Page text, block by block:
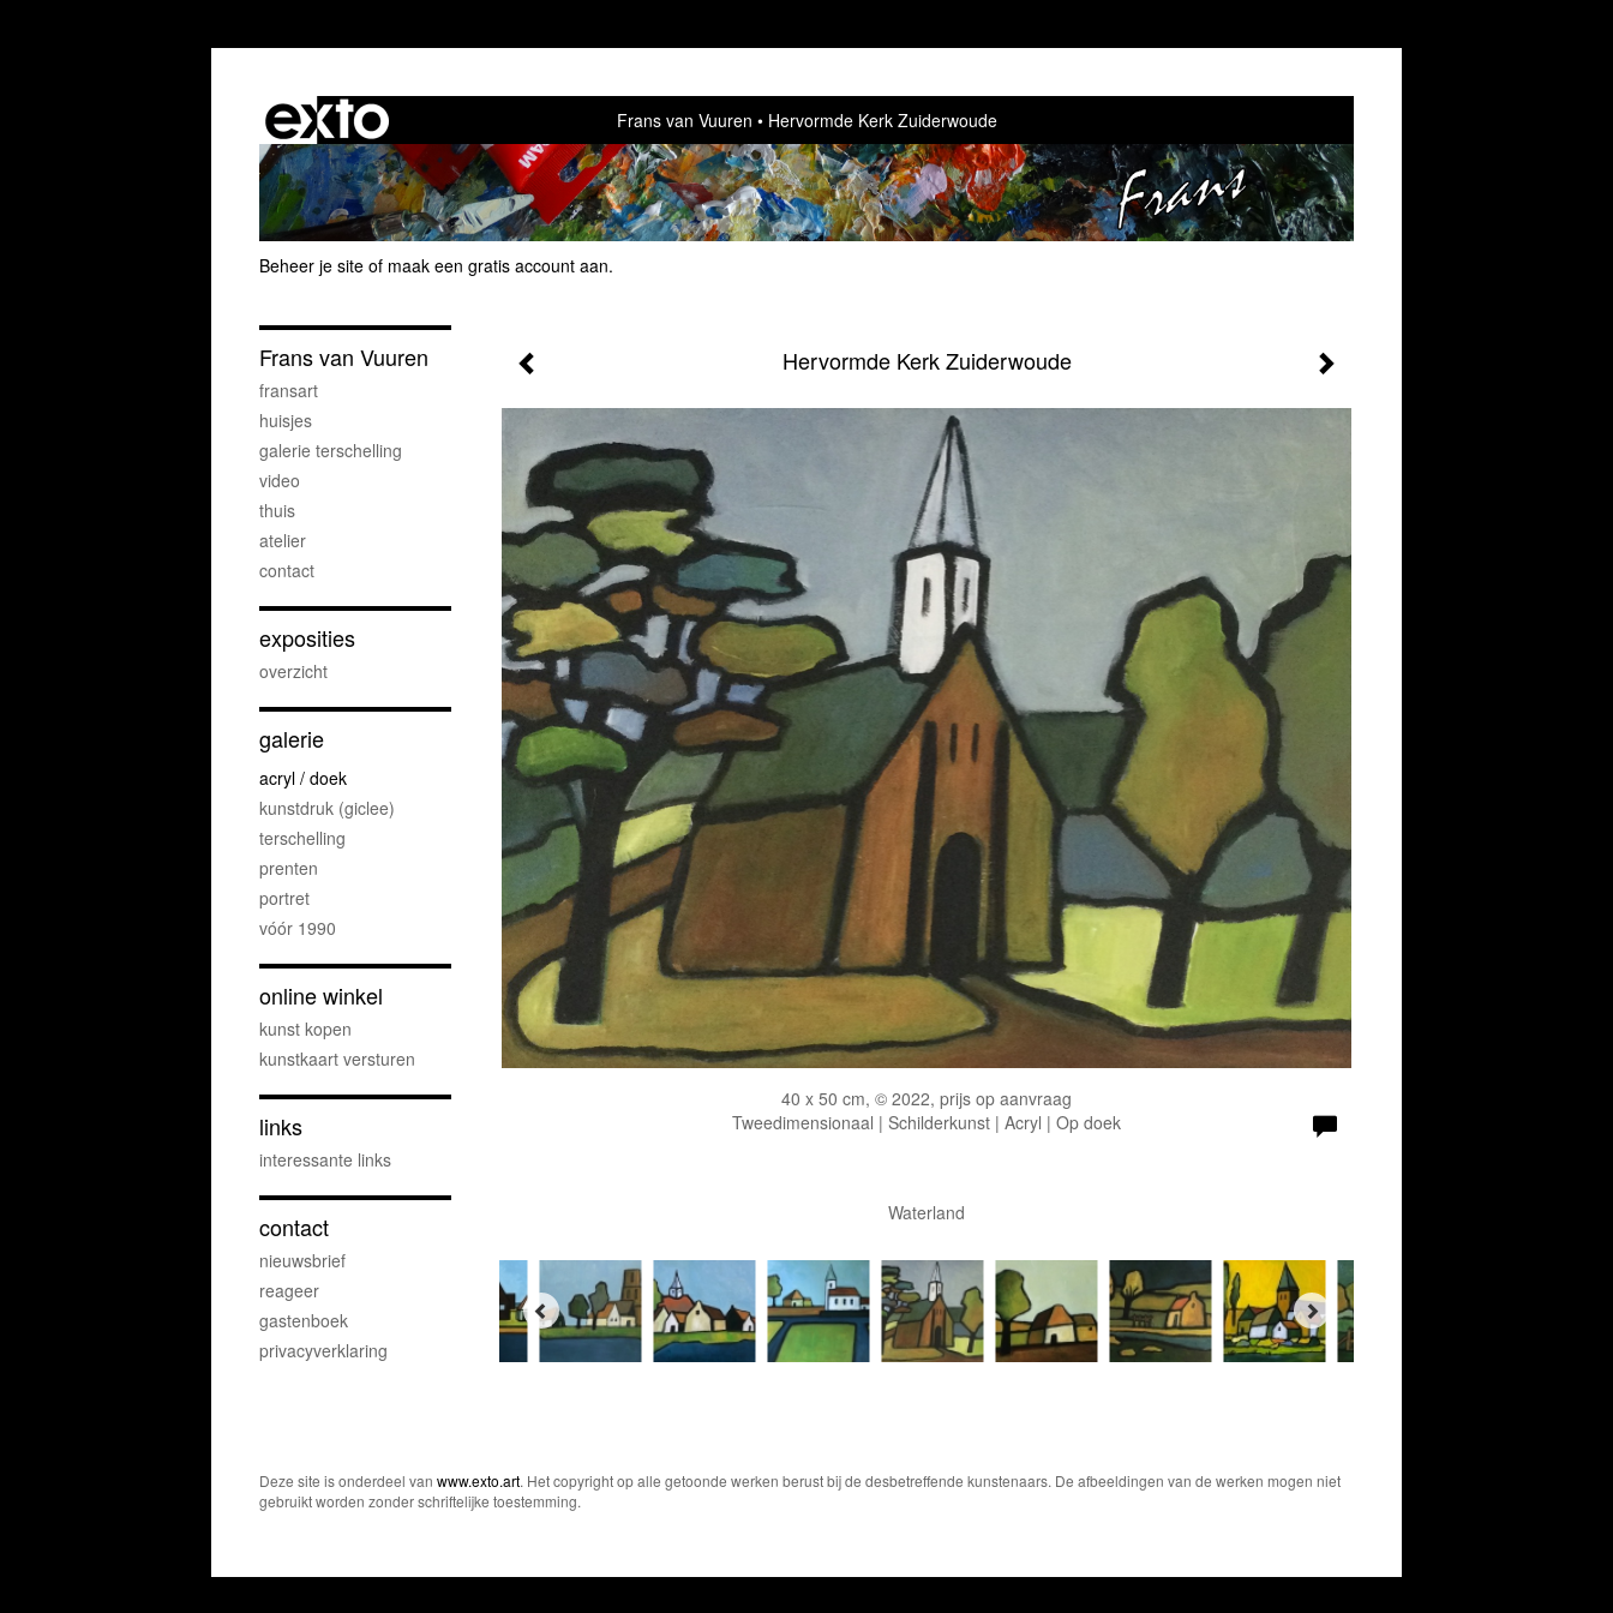
Frans van Vuuren Hervormde Kerk Zuiderwoude
Beheer je site of maak een gratis account aan.
Hervormde Kerk Zuiderwoude
40 x 50 cm, © 2022, prijs op aanvraag
Tweedimensionaal | Schilderkunst | Acryl | Op doek
Waterland
Frans van Vuuren
fransart
huisjes
galerie terschelling
video
thuis
atelier
contact
exposities
overzicht
galerie
acryl / doek
kunstdruk (giclee)
terschelling
prenten
portret
vóór 1990
online winkel
kunst kopen
kunstkaart versturen
links
interessante links
contact
nieuwsbrief
reageer
gastenboek
privacyverklaring
Deze site is onderdeel van www.exto.art. Het copyright op alle getoonde werken berust bij de desbetreffende kunstenaars. De afbeeldingen van de werken mogen niet
gebruikt worden zonder schriftelijke toestemming.